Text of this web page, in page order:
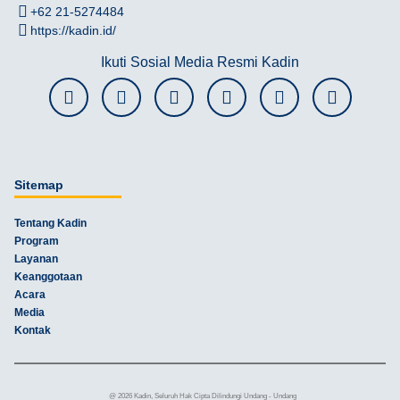
+62 21-5274484
https://kadin.id/
Ikuti Sosial Media Resmi Kadin
Sitemap
Tentang Kadin
Program
Layanan
Keanggotaan
Acara
Media
Kontak
@ 2026 Kadin, Seluruh Hak Cipta Dilindungi Undang - Undang